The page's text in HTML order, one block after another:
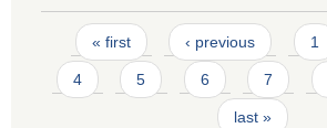
Pages
« first ‹ previous 1
4 5 6 7
last »